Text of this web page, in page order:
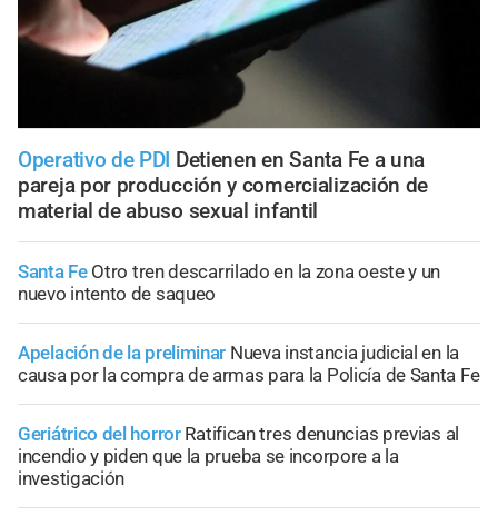
Operativo de PDI Detienen en Santa Fe a una
pareja por producción y comercialización de
material de abuso sexual infantil
Santa Fe Otro tren descarrilado en la zona oeste y un
nuevo intento de saqueo
Apelación de la preliminar Nueva instancia judicial en la
causa por la compra de armas para la Policía de Santa Fe
Geriátrico del horror Ratifican tres denuncias previas al
incendio y piden que la prueba se incorpore a la
investigación